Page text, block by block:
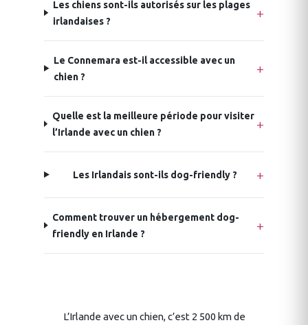
Les chiens sont-ils autorisés sur les plages
irlandaises ?
Le Connemara est-il accessible avec un
chien ?
Quelle est la meilleure période pour visiter
l’Irlande avec un chien ?
Les Irlandais sont-ils dog-friendly ?
Comment trouver un hébergement dog-
friendly en Irlande ?
L’Irlande avec un chien, c’est 2 500 km de